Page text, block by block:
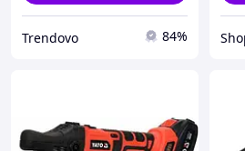
Trendovo 84%